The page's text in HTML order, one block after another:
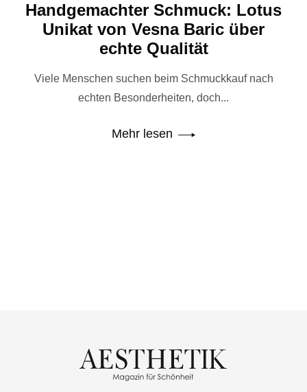
Handgemachter Schmuck: Lotus
Unikat von Vesna Baric über
echte Qualität
Viele Menschen suchen beim Schmuckkauf nach
echten Besonderheiten, doch...
Mehr lesen